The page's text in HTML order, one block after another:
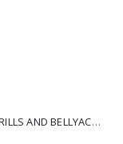
HAPPY MONDAYS - PILLS N THRILLS AND BELLYACHES